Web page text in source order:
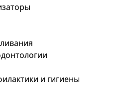
и гигиены